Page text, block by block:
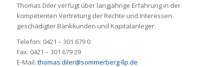
Thomas Diler verfügt über langjährige Erfahrung in der
kompetenten Vertretung der Rechte und Interessen
geschädigter Bankkunden und Kapitalanleger.
Telefon: 0421 – 301 679 0
Fax: 0421 – 301 679 29
E-Mail: thomas.diler@sommerberg-llp.de